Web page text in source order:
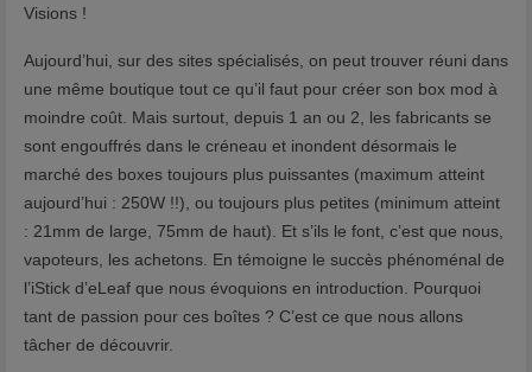
Visions !
Aujourd’hui, sur des sites spécialisés, on peut trouver réuni dans
une même boutique tout ce qu’il faut pour créer son box mod à
moindre coût. Mais surtout, depuis 1 an ou 2, les fabricants se
sont engouffrés dans le créneau et inondent désormais le
marché des boxes toujours plus puissantes (maximum atteint
aujourd’hui : 250W !!), ou toujours plus petites (minimum atteint
: 21mm de large, 75mm de haut). Et s’ils le font, c’est que nous,
vapoteurs, les achetons. En témoigne le succès phénoménal de
l’iStick d’eLeaf que nous évoquions en introduction. Pourquoi
tant de passion pour ces boîtes ? C’est ce que nous allons
tâcher de découvrir.